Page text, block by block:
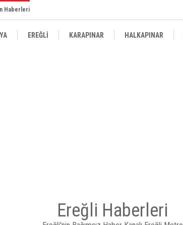
Haberleri
EREĞLİ KARAPINAR HALKAPINAR
Ereğli Haberleri